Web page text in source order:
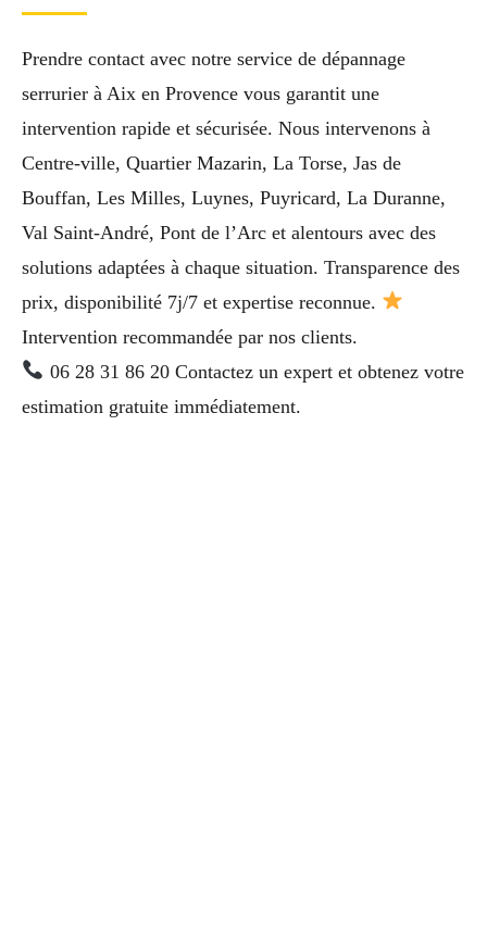
Prendre contact avec notre service de dépannage
serrurier à Aix en Provence vous garantit une
intervention rapide et sécurisée. Nous intervenons à
Centre-ville, Quartier Mazarin, La Torse, Jas de
Bouffan, Les Milles, Luynes, Puyricard, La Duranne,
Val Saint-André, Pont de l’Arc et alentours avec des
solutions adaptées à chaque situation. Transparence des
prix, disponibilité 7j/7 et expertise reconnue.
Intervention recommandée par nos clients.
06 28 31 86 20 Contactez un expert et obtenez votre
estimation gratuite immédiatement.